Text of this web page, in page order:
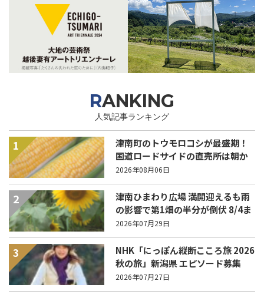
RANKING
人気記事ランキング
1
津南町のトウモロコシが最盛期！
国道ロードサイドの直売所は朝か
ら長い列！
2026年08月06日
2
津南ひまわり広場 満開迎えるも雨
の影響で第1畑の半分が倒伏 8/4ま
で駐車場を無料開放
2026年07月29日
3
NHK「にっぽん縦断こころ旅 2026
秋の旅」新潟県 エピソード募集
中！
2026年07月27日